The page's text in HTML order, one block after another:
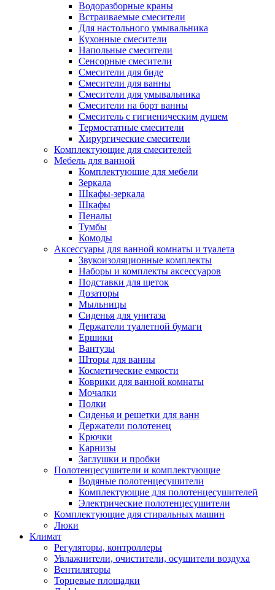
Водоразборные краны
Встраиваемые смесители
Для настольного умывальника
Кухонные смесители
Напольные смесители
Сенсорные смесители
Смесители для биде
Смесители для ванны
Смесители для умывальника
Смесители на борт ванны
Смеситель с гигиеническим душем
Термостатные смесители
Хирургические смесители
Комплектующие для смесителей
Мебель для ванной
Комплектуюшие для мебели
Зеркала
Шкафы-зеркала
Шкафы
Пеналы
Тумбы
Комоды
Аксессуары для ванной комнаты и туалета
Звукоизоляционные комплекты
Наборы и комплекты аксессуаров
Подставки для щеток
Дозаторы
Мыльницы
Сиденья для унитаза
Держатели туалетной бумаги
Ершики
Вантузы
Шторы для ванны
Косметические емкости
Коврики для ванной комнаты
Мочалки
Полки
Сиденья и решетки для ванн
Держатели полотенец
Крючки
Карнизы
Заглушки и пробки
Полотенцесушители и комплектующие
Водяные полотенцесушители
Комплектующие для полотенцесушителей
Электрические полотенцесушители
Комплектующие для стиральных машин
Люки
Климат
Регуляторы, контроллеры
Увлажнители, очистители, осушители воздуха
Вентиляторы
Торцевые площадки